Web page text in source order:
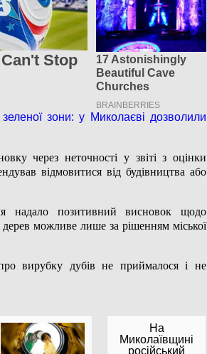
зони: у Миколаєві дозволили
через неточності у звіті з оцінки
відмовитися від будівництва або
надало позитивний висновок щодо
можливе лише за рішенням міської
вирубку дубів не приймалося і не
На
Миколаївщині
російський